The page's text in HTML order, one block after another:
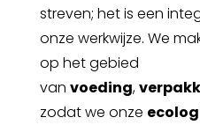
streven; het is een
onze werkwijze. We
op het gebied
van voeding,
zodat we onze